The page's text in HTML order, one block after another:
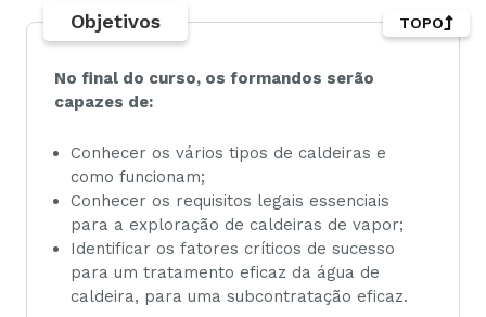
Objetivos
No final do curso, os formandos serão
capazes de:
Conhecer os vários tipos de caldeiras e
como funcionam;
Conhecer os requisitos legais essenciais
para a exploração de caldeiras de vapor;
Identificar os fatores críticos de sucesso
para um tratamento eficaz da água de
caldeira, para uma subcontratação eficaz.
TOPO